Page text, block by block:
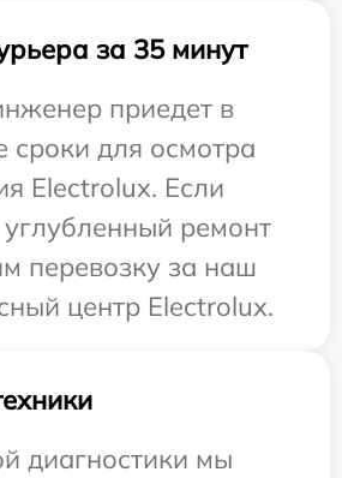
за 35 минут
приедет в
сроки для осмотра
Electrolux. Если
углубленный ремонт
перевозку за наш
центр Electrolux.
диагностики мы